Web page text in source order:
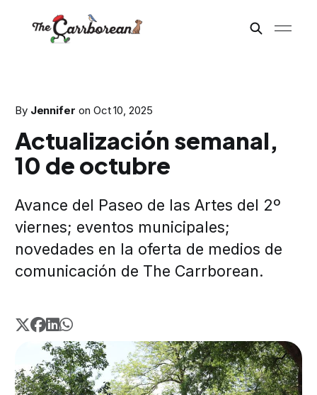
By Jennifer on Oct 10, 2025
Actualización semanal,
10 de octubre
Avance del Paseo de las Artes del 2º
viernes; eventos municipales;
novedades en la oferta de medios de
comunicación de The Carrborean.